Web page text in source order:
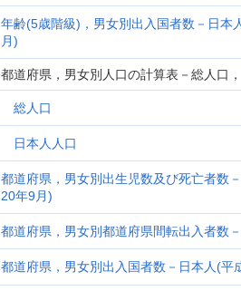
年齢(5歳階級)，男女別出入国者数－日本
月)
都道府県，男女別人口の計算表－総人口
総人口
日本人人口
都道府県，男女別出生児数及び死亡者数
20年9月)
都道府県，男女別都道府県間転出入者数
都道府県，男女別出入国者数－日本人(平